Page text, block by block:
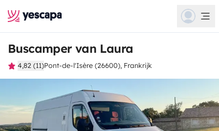
Buscamper van Laura
4,82 (11)Pont-de-l'Isère (26600), Frankrijk